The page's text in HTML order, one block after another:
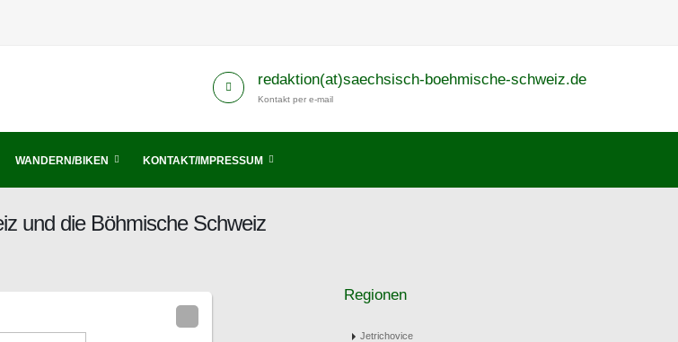
redaktion(at)saechsisch-boehmische-schweiz.de
Kontakt per e-mail
WANDERN/BIKEN KONTAKT/IMPRESSUM
und die Böhmische Schweiz
Regionen
Jetrichovice